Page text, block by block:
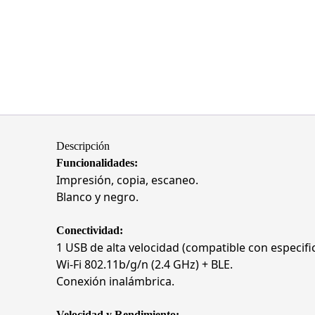
Descripción
Funcionalidades:
Impresión, copia, escaneo.
Blanco y negro.
Conectividad:
1 USB de alta velocidad (compatible con
Wi-Fi 802.11b/g/n (2.4 GHz) + BLE.
Conexión inalámbrica.